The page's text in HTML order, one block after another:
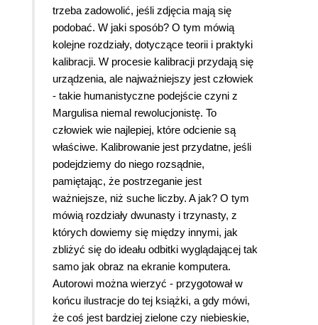
trzeba zadowolić, jeśli zdjęcia mają się
podobać. W jaki sposób? O tym mówią
kolejne rozdziały, dotyczące teorii i praktyki
kalibracji. W procesie kalibracji przydają się
urządzenia, ale najważniejszy jest człowiek
- takie humanistyczne podejście czyni z
Margulisa niemal rewolucjonistę. To
człowiek wie najlepiej, które odcienie są
właściwe. Kalibrowanie jest przydatne, jeśli
podejdziemy do niego rozsądnie,
pamiętając, że postrzeganie jest
ważniejsze, niż suche liczby. A jak? O tym
mówią rozdziały dwunasty i trzynasty, z
których dowiemy się między innymi, jak
zbliżyć się do ideału odbitki wyglądającej tak
samo jak obraz na ekranie komputera.
Autorowi można wierzyć - przygotował w
końcu ilustracje do tej książki, a gdy mówi,
że coś jest bardziej zielone czy niebieskie,